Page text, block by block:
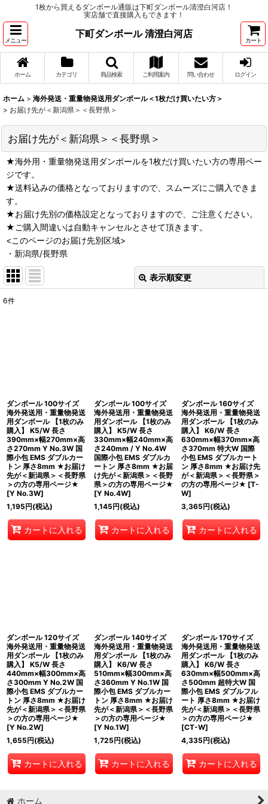
1枚から買えるダンボール通販は下町ダンボール清澄白河店！
実店舗で直接購入もできます！
メニュー
下町ダンボール 清澄白河店
カート
ホーム カテゴリ 商品検索 ご利用案内 問い合わせ ログイン
ホーム > 海外発送・重量物発送用ダンボール＜1枚だけ買いたい方＞
> お届け先が＜新潟県＞＜長野県＞
お届け先が＜新潟県＞＜長野県＞
★海外用・重量物発送用ダンボールを1枚だけ買いたい方の専用ペー
ジです。
★送料込みの価格となっておりますので、スムーズにご購入できま
す。
★お届け先別の価格設定となっておりますので、ご注意ください。
★ご購入間違いは自動キャンセルとさせて頂きます。
<このページのお届け先別区域>
・新潟県/長野県
表示順変更
6件
ダンボール 100サイズ
海外発送用・重量物発送
用ダンボール 【1枚のみ
購入】 K5/W 長さ
390mm×幅270mm×高
さ270mm Y No.3W 国
際小包 EMS ダブルカー
トン 厚さ8mm ★お届け
先が＜新潟県＞＜長野県
＞の方の専用ページ★
[Y No.3W]
1,195円(税込)
カートに入れる
ダンボール 100サイズ
海外発送用・重量物発送
用ダンボール 【1枚のみ
購入】 K5/W 長さ
330mm×幅240mm×高
さ240mm / Y No.4W
国際小包 EMS ダブルカ
ートン 厚さ8mm ★お届
け先が＜新潟県＞＜長野
県＞の方の専用ページ★
[Y No.4W]
1,145円(税込)
カートに入れる
ダンボール 160サイズ
海外発送用・重量物発送
用ダンボール 【1枚のみ
購入】 K6/W 長さ
630mm×幅370mm×高
さ370mm 特大W 国際
小包 EMS ダブルカート
ン 厚さ8mm ★お届け先
が＜新潟県＞＜長野県＞
の方の専用ページ★ [T-
W]
3,365円(税込)
カートに入れる
ダンボール 120サイズ
海外発送用・重量物発送
用ダンボール 【1枚のみ
購入】 K5/W 長さ
440mm×幅300mm×高
さ300mm Y No.2W 国
際小包 EMS ダブルカー
トン 厚さ8mm ★お届け
先が＜新潟県＞＜長野県
＞の方の専用ページ★
[Y No.2W]
1,655円(税込)
カートに入れる
ダンボール 140サイズ
海外発送用・重量物発送
用ダンボール 【1枚のみ
購入】 K6/W 長さ
510mm×幅300mm×高
さ360mm Y No.1W 国
際小包 EMS ダブルカー
トン 厚さ8mm ★お届け
先が＜新潟県＞＜長野県
＞の方の専用ページ★
[Y No.1W]
1,725円(税込)
カートに入れる
ダンボール 170サイズ
海外発送用・重量物発送
用ダンボール 【1枚のみ
購入】 K6/W 長さ
630mm×幅500mm×高
さ500mm 超特大W 国
際小包 EMS ダブルフル
ート 厚さ8mm ★お届け
先が＜新潟県＞＜長野県
＞の方の専用ページ★
[CT-W]
4,335円(税込)
カートに入れる
ホーム